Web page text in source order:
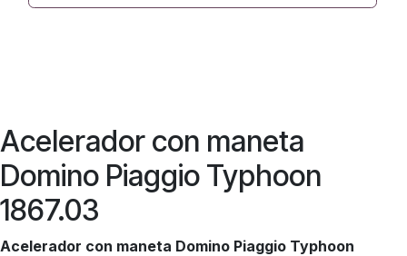
Acelerador con maneta
Domino Piaggio Typhoon
1867.03
Acelerador con maneta Domino Piaggio Typhoon